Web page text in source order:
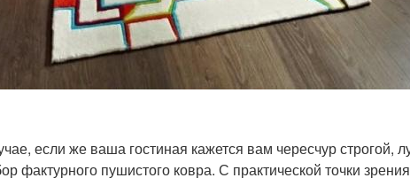
если же ваша гостиная кажется вам чересчур строгой,
фактурного пушистого ковра. С практической точки